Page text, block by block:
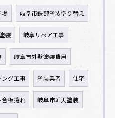
場 岐阜市鉄部塗装塗り替え
装 岐阜リペア工事
岐阜市外壁塗装費用
グ工事 塗装業者 住宅
合板捲れ 岐阜市軒天塗装